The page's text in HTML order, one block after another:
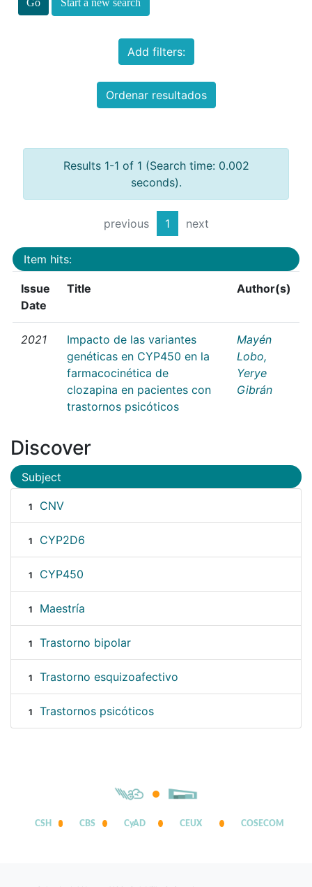
Start a new search
Add filters:
Ordenar resultados
Results 1-1 of 1 (Search time: 0.002
seconds).
previous 1 next
Item hits:
Issue
Date
Title Author(s)
2021
Impacto de las variantes
genéticas en CYP450 en la
farmacocinética de
clozapina en pacientes con
trastornos psicóticos
Mayén
Lobo,
Yerye
Gibrán
Discover
Subject
1 CNV
1 CYP2D6
1 CYP450
1 Maestría
1 Trastorno bipolar
1 Trastorno esquizoafectivo
1 Trastornos psicóticos
CSH CBS CyAD CEUX COSECOM